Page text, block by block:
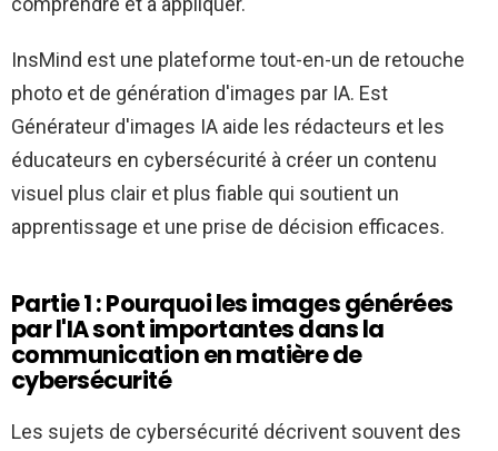
InsMind est une plateforme tout-en-un de retouche
photo et de génération d'images par IA. Est
Générateur d'images IA aide les rédacteurs et les
éducateurs en cybersécurité à créer un contenu
visuel plus clair et plus fiable qui soutient un
apprentissage et une prise de décision efficaces.
Partie 1 : Pourquoi les images générées
par l'IA sont importantes dans la
communication en matière de
cybersécurité
Les sujets de cybersécurité décrivent souvent des